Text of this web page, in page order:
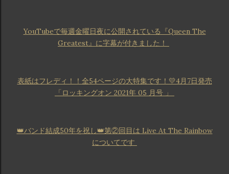
YouTubeで毎週金曜日夜に公開されている『Queen The
Greatest』に字幕が付きました！
表紙はフレディ！！全54ページの大特集です！💛4月7日発売
「ロッキングオン 2021年 05 月号 」
👑バンド結成50年を祝し👑第②回目は Live At The Rainbow
についてです